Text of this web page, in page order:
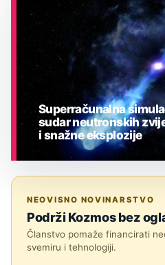
Superračunalna
sudar neutronskih
i snažne eksplozije
NEOVISNO NOVINARSTVO
Podrži Kozmos bez
Članstvo pomaže financirati
svemiru i tehnologiji.